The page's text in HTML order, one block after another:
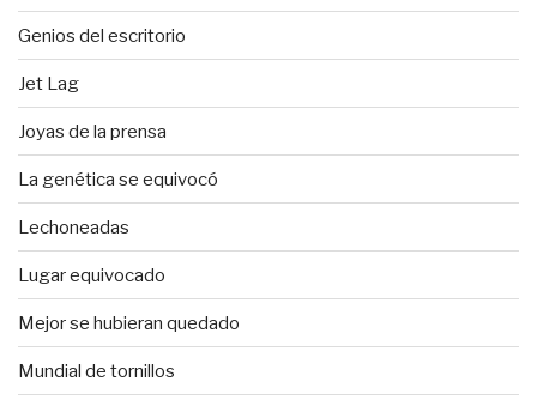
Genios del escritorio
Jet Lag
Joyas de la prensa
La genética se equivocó
Lechoneadas
Lugar equivocado
Mejor se hubieran quedado
Mundial de tornillos